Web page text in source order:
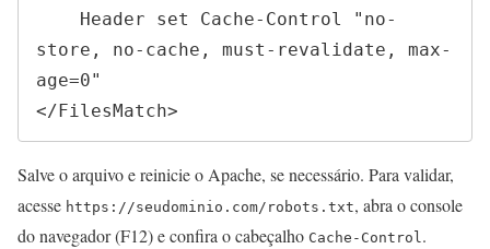
store, no-cache, must-revalidate, max-
age=0"
</FilesMatch>
Salve o arquivo e reinicie o Apache, se necessário. Para validar,
acesse https://seudominio.com/robots.txt, abra o console
do navegador (F12) e confira o cabeçalho Cache-Control.